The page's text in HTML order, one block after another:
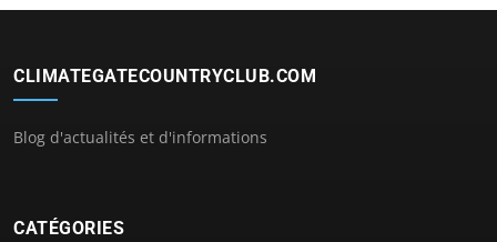
CLIMATEGATECOUNTRYCLUB.COM
Blog d'actualités et d'informations
CATÉGORIES